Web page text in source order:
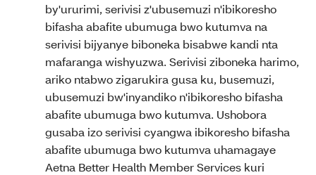
by'ururimi, serivisi z'ubusemuzi n'ibikoresho
bifasha abafite ubumuga bwo kutumva na
serivisi bijyanye biboneka bisabwe kandi nta
mafaranga wishyuzwa. Serivisi ziboneka harimo,
ariko ntabwo zigarukira gusa ku, busemuzi,
ubusemuzi bw'inyandiko n'ibikoresho bifasha
abafite ubumuga bwo kutumva. Ushobora
gusaba izo serivisi cyangwa ibikoresho bifasha
abafite ubumuga bwo kutumva uhamagaye
Aetna Better Health Member Services kuri